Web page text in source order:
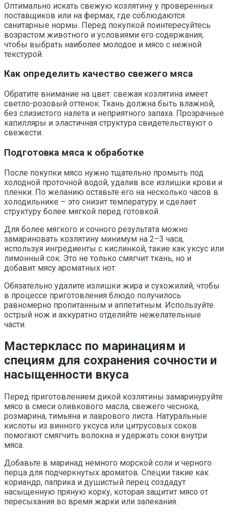
Оптимально искать свежую козлятину у проверенных
поставщиков или на фермах, где соблюдаются
санитарные нормы. Перед покупкой поинтересуйтесь
возрастом животного и условиями его содержания,
чтобы выбрать наиболее молодое и мясо с нежной
текстурой.
Как определить качество свежего мяса
Обратите внимание на цвет: свежая козлятина имеет
светло-розовый оттенок. Ткань должна быть влажной,
без слизистого налета и неприятного запаха. Прозрачные
капилляры и эластичная структура свидетельствуют о
свежести.
Подготовка мяса к обработке
После покупки мясо нужно тщательно промыть под
холодной проточной водой, удалив все излишки крови и
пленки. По желанию оставьте его на несколько часов в
холодильнике – это снизит температуру и сделает
структуру более мягкой перед готовкой.
Для более мягкого и сочного результата можно
замариновать козлятину минимум на 2–3 часа,
используя ингредиенты с кислинкой, такие как уксус или
лимонный сок. Это не только смягчит ткань, но и
добавит мясу ароматных нот.
Обязательно удалите излишки жира и сухожилий, чтобы
в процессе приготовления блюдо получилось
равномерно пропитанным и аппетитным. Используйте
острый нож и аккуратно отделяйте нежелательные
части.
Мастеркласс по маринациям и
специям для сохранения сочности и
насыщенности вкуса
Перед приготовлением дикой козлятины замаринуруйте
мясо в смеси оливкового масла, свежего чеснока,
розмарина, тимьяна и лаврового листа. Натуральные
кислоты из винного уксуса или цитрусовых соков
помогают смягчить волокна и удержать соки внутри
мяса.
Добавьте в маринад немного морской соли и черного
перца для подчеркнутых ароматов. Специи такие как
кориандр, паприка и душистый перец создадут
насыщенную пряную корку, которая защитит мясо от
пересыхания во время жарки или запекания.